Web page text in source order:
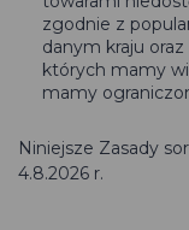
zgodnie z
danym kraju
których mamy
mamy
Niniejsze Zasady
4.8.2026 r.